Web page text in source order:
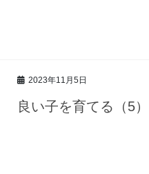
2023年11月5日
良い子を育てる（5